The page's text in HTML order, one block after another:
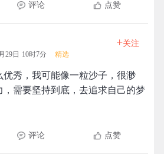
评论 点赞
29日 10时7分 精选
+关注
优秀，我可能像一粒沙子，很渺
，需要坚持到底，去追求自己的梦
评论 点赞